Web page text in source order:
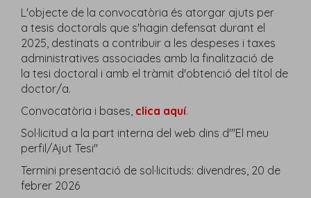
L'objecte de la convocatòria és atorgar ajuts per
a tesis doctorals que s'hagin defensat durant el
2025, destinats a contribuir a les despeses i taxes
administratives associades amb la finalització de
la tesi doctoral i amb el tràmit d'obtenció del títol de
doctor/a.
Convocatòria i bases, clica aquí.
Sol·licitud a la part interna del web dins d'"El meu
perfil/Ajut Tesi"
Termini presentació de sol·licituds: divendres, 20 de
febrer 2026